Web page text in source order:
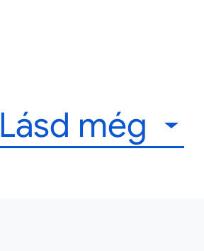
Lásd még